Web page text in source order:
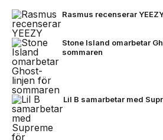
Rasmus recenserar
Stone Island omarbetar
sommaren
Lil B samarbetar med